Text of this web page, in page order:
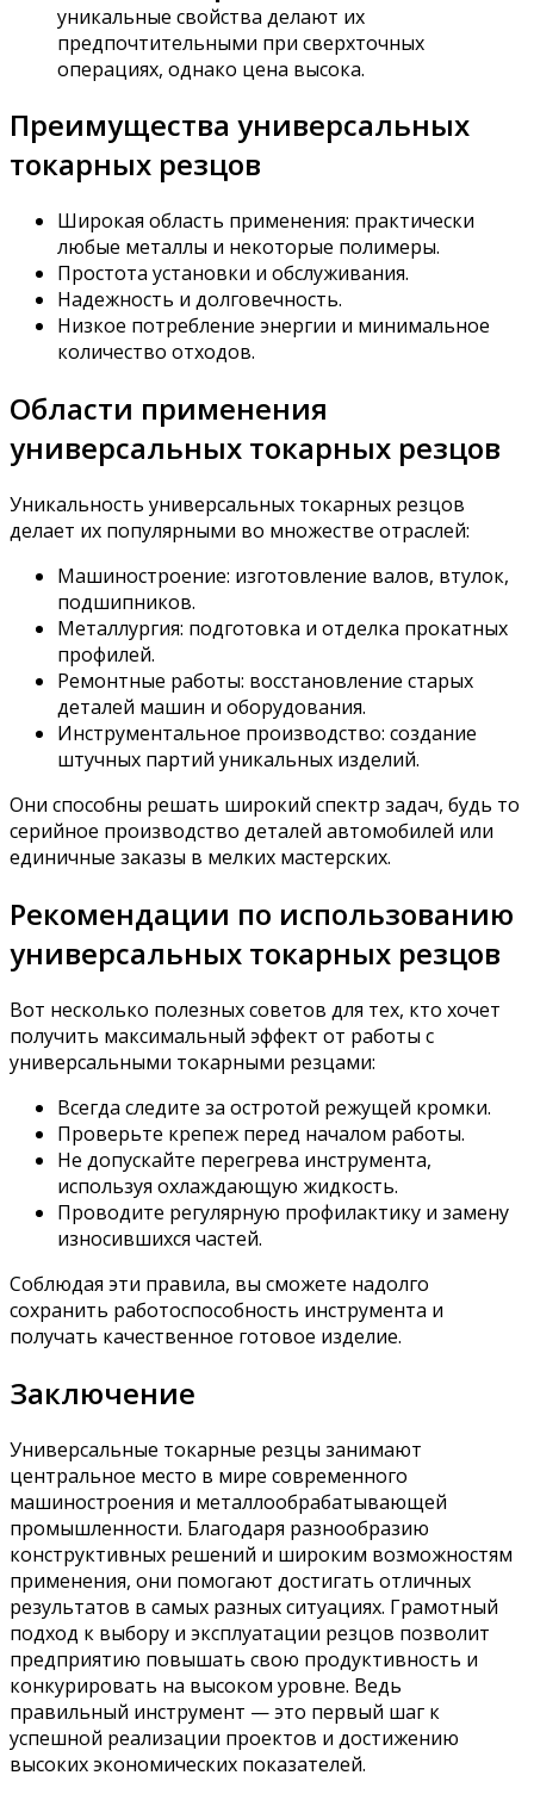
уникальные свойства делают их
предпочтительными при сверхточных
операциях, однако цена высока.
Преимущества универсальных
токарных резцов
Широкая область применения: практически
любые металлы и некоторые полимеры.
Простота установки и обслуживания.
Надежность и долговечность.
Низкое потребление энергии и минимальное
количество отходов.
Области применения
универсальных токарных резцов
Уникальность универсальных токарных резцов
делает их популярными во множестве отраслей:
Машиностроение: изготовление валов, втулок,
подшипников.
Металлургия: подготовка и отделка прокатных
профилей.
Ремонтные работы: восстановление старых
деталей машин и оборудования.
Инструментальное производство: создание
штучных партий уникальных изделий.
Они способны решать широкий спектр задач, будь то
серийное производство деталей автомобилей или
единичные заказы в мелких мастерских.
Рекомендации по использованию
универсальных токарных резцов
Вот несколько полезных советов для тех, кто хочет
получить максимальный эффект от работы с
универсальными токарными резцами:
Всегда следите за остротой режущей кромки.
Проверьте крепеж перед началом работы.
Не допускайте перегрева инструмента,
используя охлаждающую жидкость.
Проводите регулярную профилактику и замену
износившихся частей.
Соблюдая эти правила, вы сможете надолго
сохранить работоспособность инструмента и
получать качественное готовое изделие.
Заключение
Универсальные токарные резцы занимают
центральное место в мире современного
машиностроения и металлообрабатывающей
промышленности. Благодаря разнообразию
конструктивных решений и широким возможностям
применения, они помогают достигать отличных
результатов в самых разных ситуациях. Грамотный
подход к выбору и эксплуатации резцов позволит
предприятию повышать свою продуктивность и
конкурировать на высоком уровне. Ведь
правильный инструмент — это первый шаг к
успешной реализации проектов и достижению
высоких экономических показателей.